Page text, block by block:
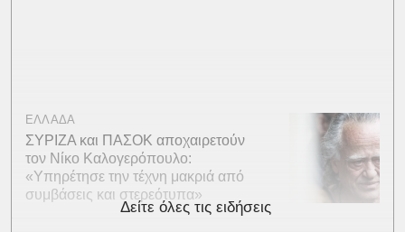
ΕΛΛΑΔΑ
ΣΥΡΙΖΑ και ΠΑΣΟΚ αποχαιρετούν
τον Νίκο Καλογερόπουλο:
«Υπηρέτησε την τέχνη μακριά από
συμβάσεις και στερεότυπα»
Δείτε όλες τις ειδήσεις